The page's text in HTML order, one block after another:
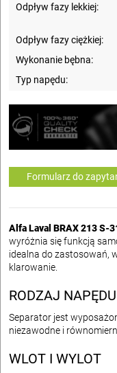
Odpływ fazy lekkiej:
Odpływ fazy ciężkiej:
Wykonanie bębna:
Typ napędu:
Formularz do
Alfa Laval BRAX 213 S-
wyróżnia się funkcją
idealna do zastosowań,
klarowanie.
RODZAJ NAPĘDU
Separator jest
niezawodne i
WLOT I WYLOT